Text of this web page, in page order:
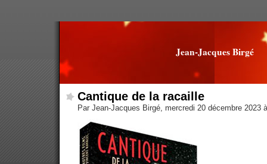
Jean-Jacques Birgé
Cantique de la racaille
Par Jean-Jacques Birgé, mercredi 20 décembre 2023